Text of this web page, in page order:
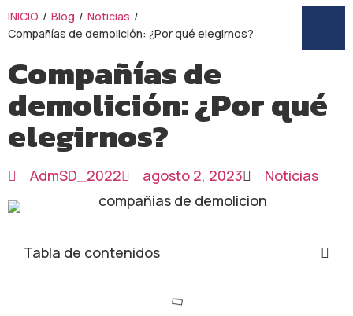
INICIO / Blog / Noticias /
Compañías de demolición: ¿Por qué elegirnos?
Compañías de
demolición: ¿Por qué
elegirnos?
AdmSD_2022 agosto 2, 2023 Noticias
Tabla de contenidos